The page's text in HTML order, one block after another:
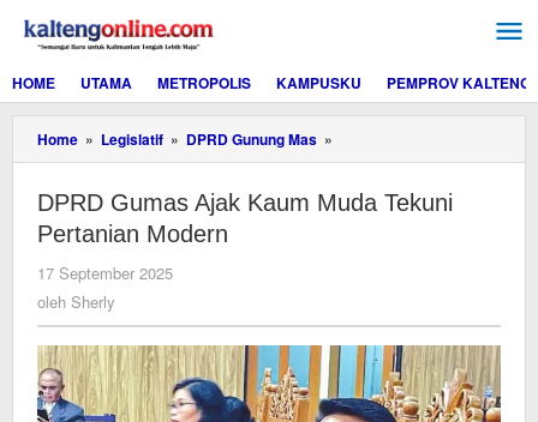
konten
HOME
UTAMA METROPOLIS KAMPUSKU PEMPROV KALTENG
Home » Legislatif » DPRD Gunung Mas »
Gumas
Kaum
DPRD Gumas Ajak Kaum Muda Tekuni
Pertanian Modern
17 September 2025
oleh Sherly